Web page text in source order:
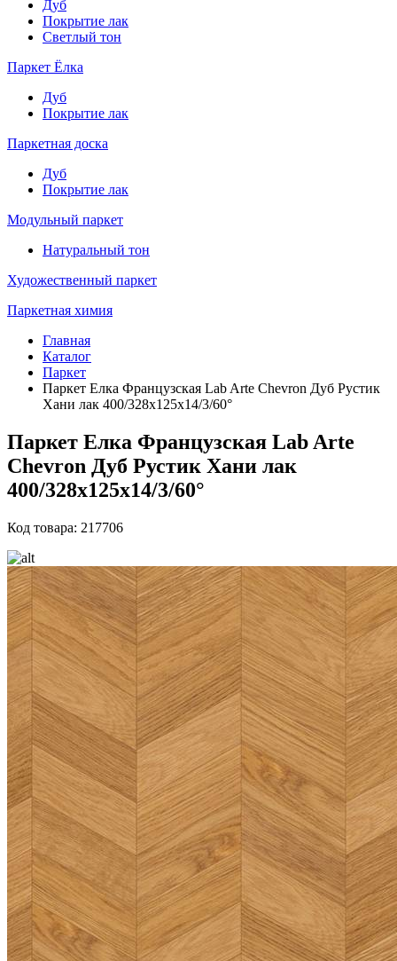
Дуб
Покрытие лак
Светлый тон
Паркет Ёлка
Дуб
Покрытие лак
Паркетная доска
Дуб
Покрытие лак
Модульный паркет
Натуральный тон
Художественный паркет
Паркетная химия
Главная
Каталог
Паркет
Паркет Елка Французская Lab Arte Chevron Дуб Рустик
Хани лак 400/328х125х14/3/60°
Паркет Елка Французская Lab Arte
Chevron Дуб Рустик Хани лак
400/328х125х14/3/60°
Код товара: 217706